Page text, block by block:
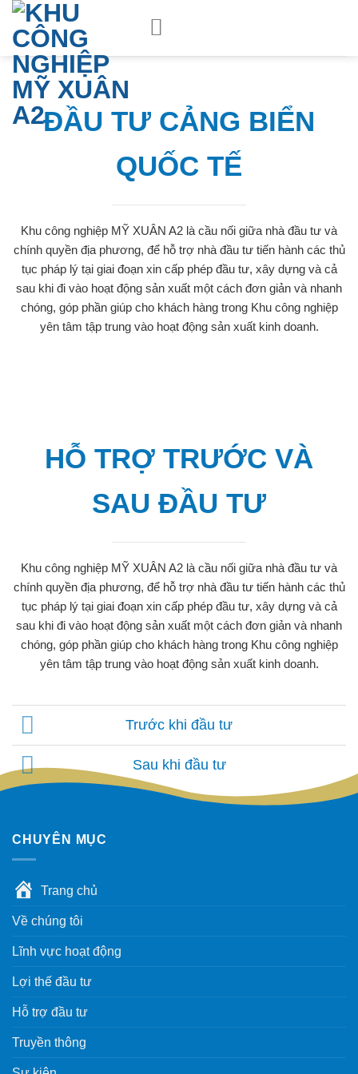
Skip
content
ĐẦU TƯ CẢNG BIỂN
QUỐC TẾ
Khu công nghiệp MỸ XUÂN A2 là cầu nối giữa nhà đầu tư và
chính quyền địa phương, để hỗ trợ nhà đầu tư tiến hành các thủ
tục pháp lý tại giai đoạn xin cấp phép đầu tư, xây dựng và cả
sau khi đi vào hoạt động sản xuất một cách đơn giản và nhanh
chóng, góp phần giúp cho khách hàng trong Khu công nghiệp
yên tâm tập trung vào hoạt động sản xuất kinh doanh.
HỖ TRỢ TRƯỚC VÀ
SAU ĐẦU TƯ
Khu công nghiệp MỸ XUÂN A2 là cầu nối giữa nhà đầu tư và
chính quyền địa phương, để hỗ trợ nhà đầu tư tiến hành các thủ
tục pháp lý tại giai đoạn xin cấp phép đầu tư, xây dựng và cả
sau khi đi vào hoạt động sản xuất một cách đơn giản và nhanh
chóng, góp phần giúp cho khách hàng trong Khu công nghiệp
yên tâm tập trung vào hoạt động sản xuất kinh doanh.
Trước khi đầu tư
Sau khi đầu tư
CHUYÊN MỤC
Trang chủ
Về chúng tôi
Lĩnh vực hoạt động
Lợi thế đầu tư
Hỗ trợ đầu tư
Truyền thông